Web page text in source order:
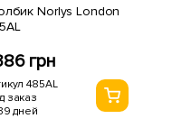
Norlys London
грн
485AL
заказ
дней